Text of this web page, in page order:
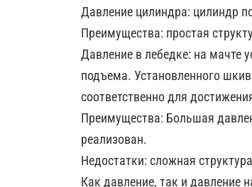
Давление цилиндра: цилиндр
Преимущества: простая
Давление в лебедке: на мачте
подъема. Установленного
соответственно для
Преимущества: Большая
реализован.
Недостатки: сложная
Как давление, так и давление